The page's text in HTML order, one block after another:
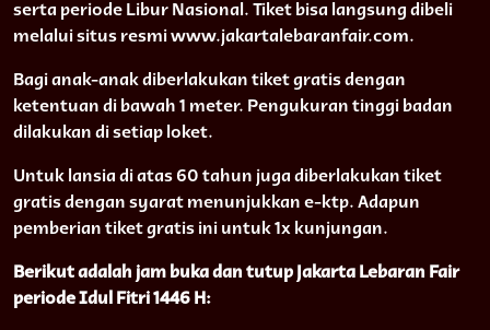
serta periode Libur Nasional. Tiket bisa langsung dibeli
melalui situs resmi www.jakartalebaranfair.com.
Bagi anak-anak diberlakukan tiket gratis dengan
ketentuan di bawah 1 meter. Pengukuran tinggi badan
dilakukan di setiap loket.
Untuk lansia di atas 60 tahun juga diberlakukan tiket
gratis dengan syarat menunjukkan e-ktp. Adapun
pemberian tiket gratis ini untuk 1x kunjungan.
Berikut adalah jam buka dan tutup Jakarta Lebaran Fair
periode Idul Fitri 1446 H: